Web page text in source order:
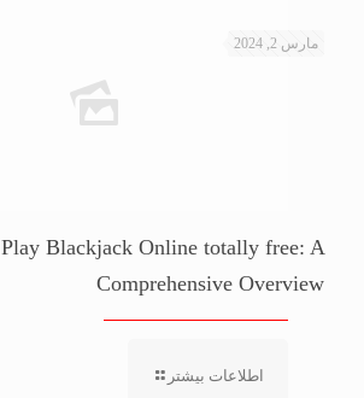
مارس 2, 2024
Play Blackjack Online totally free: A
Comprehensive Overview
اطلاعات بیشتر